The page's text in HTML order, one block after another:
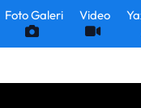
Foto Galeri Video